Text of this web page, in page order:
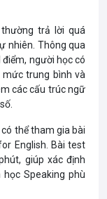
trả lời quá
nhiên. Thông qua
người học có
trung bình và
các cấu trúc ngữ
thể tham gia bài
English. Bài test
giúp xác định
Speaking phù